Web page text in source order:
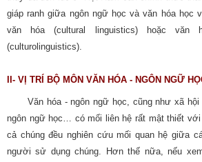
giáp ranh giữa ngôn ngữ học và văn hóa học
văn hóa (cultural linguistics) hoặc
(culturolinguistics).
II- VỊ TRÍ BỘ MÔN VĂN HÓA - NGÔN NGỮ
Văn hóa - ngôn ngữ học, cũng như xã
ngôn ngữ học… có mối liên hệ rất mật thiết
cả chúng đều nghiên cứu mối quan hệ giữa
người sử dụng chúng. Hơn thế nữa, nếu